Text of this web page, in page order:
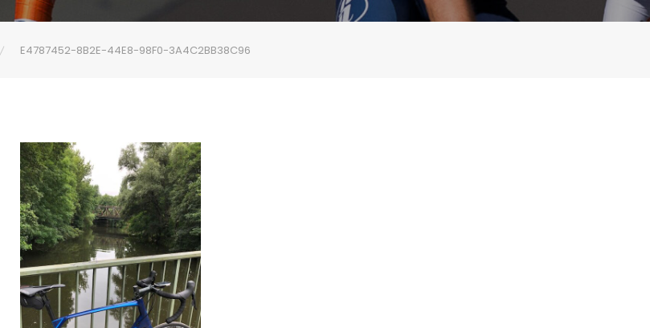
E4787452-8B2E-44E8-98F0-3A4C2BB38C96